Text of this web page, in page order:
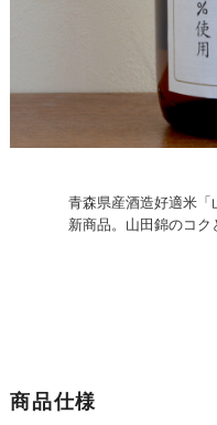
青森県産酒造好適米
新商品。山田錦のコ
商品仕様